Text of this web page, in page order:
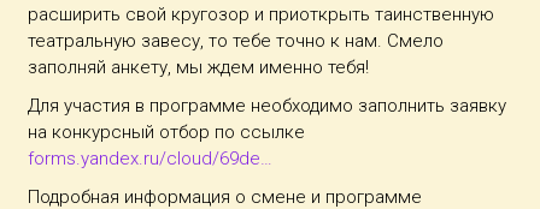
расширить свой кругозор и приоткрыть таинственную
театральную завесу, то тебе точно к нам. Смело
заполняй анкету, мы ждем именно тебя!
Для участия в программе необходимо заполнить заявку
на конкурсный отбор по ссылке
forms.yandex.ru/cloud/69de…
Подробная информация о смене и программе